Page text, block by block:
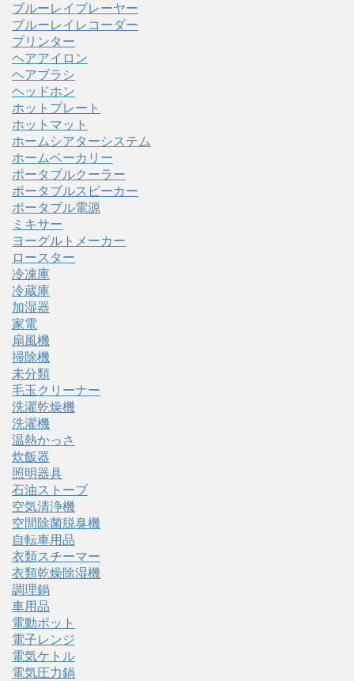
ブルーレイプレーヤー
ブルーレイレコーダー
プリンター
ヘアアイロン
ヘアブラシ
ヘッドホン
ホットプレート
ホットマット
ホームシアターシステム
ホームベーカリー
ポータブルクーラー
ポータブルスピーカー
ポータブル電源
ミキサー
ヨーグルトメーカー
ロースター
冷凍庫
冷蔵庫
加湿器
家電
扇風機
掃除機
未分類
毛玉クリーナー
洗濯乾燥機
洗濯機
温熱かっさ
炊飯器
照明器具
石油ストーブ
空気清浄機
空間除菌脱臭機
自転車用品
衣類スチーマー
衣類乾燥除湿機
調理鍋
車用品
電動ポット
電子レンジ
電気ケトル
電気圧力鍋